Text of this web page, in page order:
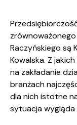
zrównoważonego
Raczyńskiego są
Kowalska. Z
na zakładanie
branżach
dla nich istotne
sytuacja wygląda